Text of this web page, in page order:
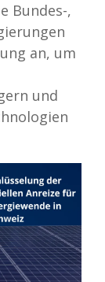
Bundes-,
an, um
und